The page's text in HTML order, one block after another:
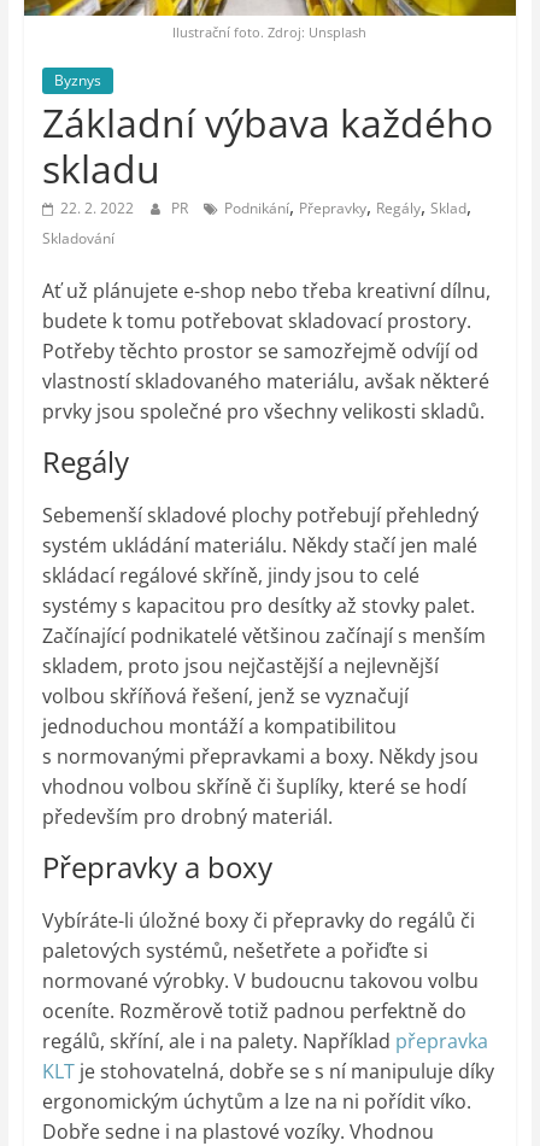
vesmír
Ilustrační foto. Zdroj: Unsplash
Byznys
Základní výbava každého
skladu
22. 2. 2022 PR Podnikání, Přepravky, Regály, Sklad,
Skladování
Ať už plánujete e-shop nebo třeba kreativní dílnu,
budete k tomu potřebovat skladovací prostory.
Potřeby těchto prostor se samozřejmě odvíjí od
vlastností skladovaného materiálu, avšak některé
prvky jsou společné pro všechny velikosti skladů.
Regály
Sebemenší skladové plochy potřebují přehledný
systém ukládání materiálu. Někdy stačí jen malé
skládací regálové skříně, jindy jsou to celé
systémy s kapacitou pro desítky až stovky palet.
Začínající podnikatelé většinou začínají s menším
skladem, proto jsou nejčastější a nejlevnější
volbou skříňová řešení, jenž se vyznačují
jednoduchou montáží a kompatibilitou
s normovanými přepravkami a boxy. Někdy jsou
vhodnou volbou skříně či šuplíky, které se hodí
především pro drobný materiál.
Přepravky a boxy
Vybíráte-li úložné boxy či přepravky do regálů či
paletových systémů, nešetřete a pořiďte si
normované výrobky. V budoucnu takovou volbu
oceníte. Rozměrově totiž padnou perfektně do
regálů, skříní, ale i na palety. Například přepravka
KLTje stohovatelná, dobře se s ní manipuluje díky
ergonomickým úchytům a lze na ni pořídit víko.
Dobře sedne i na plastové vozíky. Vhodnou